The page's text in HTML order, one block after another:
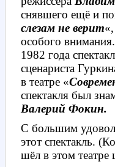
снявшего ещё и
слезам не верит
особого
1982 года
сценариста
в театре «
спектакля был
Валерий Фокин.
С большим
этот спектакль.
шёл в этом театре